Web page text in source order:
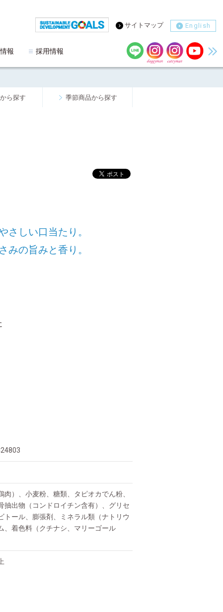
報 採用情報
サイトマップ English
ら探す 季節商品から探す
さしい口当たり。
みの旨みと香り。
）、小麦粉、糖類、タピオカでん粉、
抽出物（コンドロイチン含有）、グリセ
トール、膨張剤、ミネラル類（ナトリウ
、着色料（クチナシ、マリーゴール